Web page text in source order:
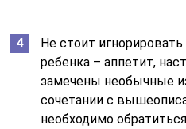
Не стоит
ребенка – аппетит,
замечены необычные
сочетании с
необходимо